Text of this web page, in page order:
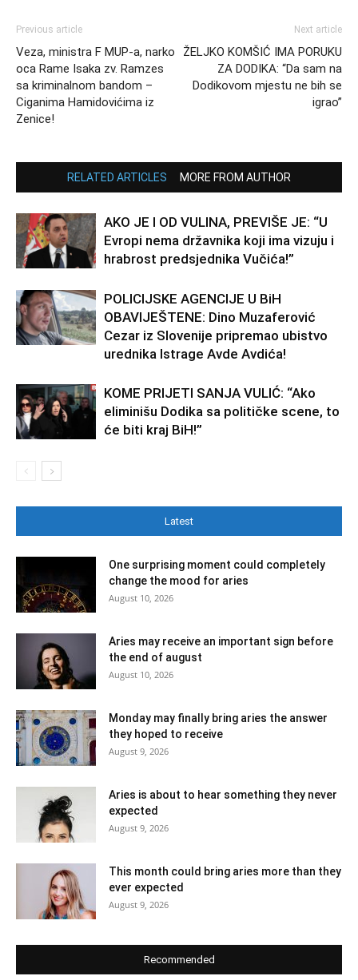
Previous article
Veza, ministra F MUP-a, narko
oca Rame Isaka zv. Ramzes
sa kriminalnom bandom –
Ciganima Hamidovićima iz
Zenice!
Next article
ŽELJKO KOMŠIĆ IMA PORUKU
ZA DODIKA: “Da sam na
Dodikovom mjestu ne bih se
igrao”
RELATED ARTICLES MORE FROM AUTHOR
AKO JE I OD VULINA, PREVIŠE JE: “U
Evropi nema državnika koji ima vizuju i
hrabrost predsjednika Vučića!”
POLICIJSKE AGENCIJE U BiH
OBAVIJEŠTENE: Dino Muzaferović
Cezar iz Slovenije pripremao ubistvo
urednika Istrage Avde Avdića!
KOME PRIJETI SANJA VULIĆ: “Ako
eliminišu Dodika sa političke scene, to
će biti kraj BiH!”
Latest
One surprising moment could completely
change the mood for aries
August 10, 2026
Aries may receive an important sign before
the end of august
August 10, 2026
Monday may finally bring aries the answer
they hoped to receive
August 9, 2026
Aries is about to hear something they never
expected
August 9, 2026
This month could bring aries more than they
ever expected
August 9, 2026
Recommended